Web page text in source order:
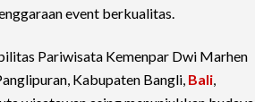
event berkualitas.
Pariwisata Kemenpar Dwi Marhen
Kabupaten Bangli, Bali,